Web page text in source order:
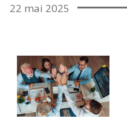
22 mai 2025